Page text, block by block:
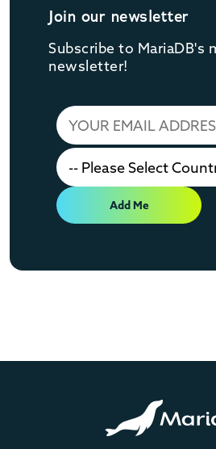
Join our newsletter
Subscribe to MariaDB's
newsletter!
Add Me